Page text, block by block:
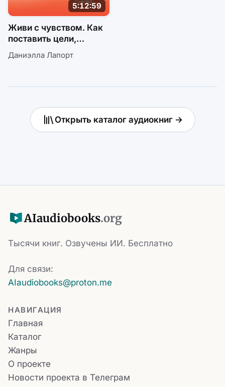
5:12:59
Живи с чувством. Как
поставить цели,
к которым лежит душа
Даниэлла Лапорт
Открыть каталог аудиокниг →
AIaudiobooks.org
Тысячи книг. Озвучены ИИ. Бесплатно
Для связи:
AIaudiobooks@proton.me
НАВИГАЦИЯ
Главная
Каталог
Жанры
О проекте
Новости проекта в Телеграм